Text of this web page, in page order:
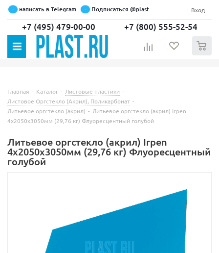
написать в Telegram Подписаться @plast Вход
+7 (495) 479-00-00 +7 (800) 555-52-54
Главная - Каталог - Листовые пластики -
Листовое Оргстекло (Акрил), Поликарбонат -
Литьевое оргстекло (акрил) - Литьевое оргстекло (акрил) Irpen
4х2050х3050мм (29,76 кг) Флуоресцентный голубой
Литьевое оргстекло (акрил) Irpen
4х2050х3050мм (29,76 кг) Флуоресцентный
голубой